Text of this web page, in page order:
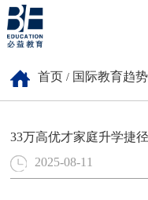
首页 / 国际教育趋势
33万高优才家庭升学捷
2025-08-11